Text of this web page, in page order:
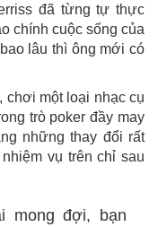
đã từng tự thực
chính cuộc sống của
lâu thì ông mới có
chơi một loại nhạc cụ
trò poker đầy may
những thay đổi rất
vụ trên chỉ sau
mong đợi, bạn